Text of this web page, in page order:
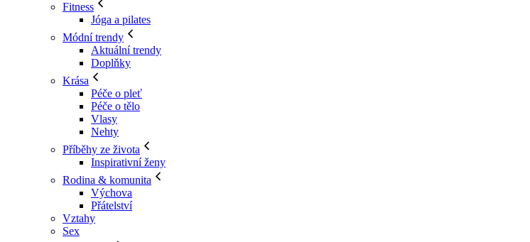
Fitness
Jóga a pilates
Módní trendy
Aktuální trendy
Doplňky
Krása
Péče o pleť
Péče o tělo
Vlasy
Nehty
Příběhy ze života
Inspirativní ženy
Rodina & komunita
Výchova
Přátelství
Vztahy
Sex